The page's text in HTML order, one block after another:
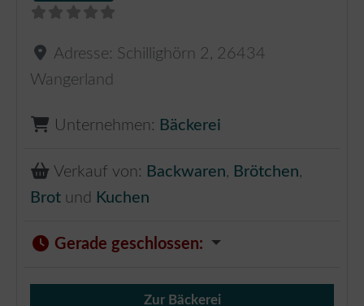
Adresse: Schillighörn 2 , 26434
Wangerland
Unternehmen: Bäckerei
Verkauf von: Backwaren, Brötchen,
Brot und Kuchen
Gerade geschlossen:
Zur Bäckerei